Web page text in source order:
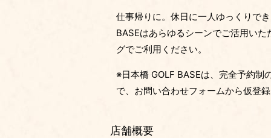
仕事帰りに。休日に一人ゆっくりで
BASEはあらゆるシーンでご活用い
グでご利用ください。
※日本橋 GOLF BASEは、完全予約制
で、お問い合わせフォームから仮登
店舗概要